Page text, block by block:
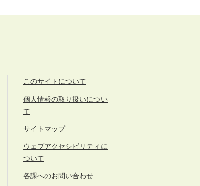
このサイトについて
個人情報の取り扱いについ
て
サイトマップ
ウェブアクセシビリティに
ついて
各課へのお問い合わせ